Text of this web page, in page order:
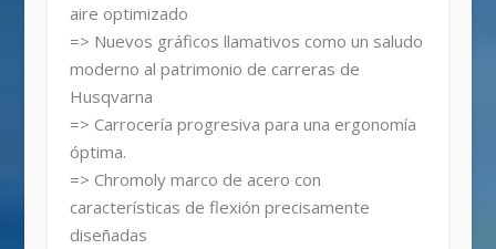
aire optimizado
=> Nuevos gráficos llamativos como un saludo
moderno al patrimonio de carreras de
Husqvarna
=> Carrocería progresiva para una ergonomía
óptima.
=> Chromoly marco de acero con
características de flexión precisamente
diseñadas